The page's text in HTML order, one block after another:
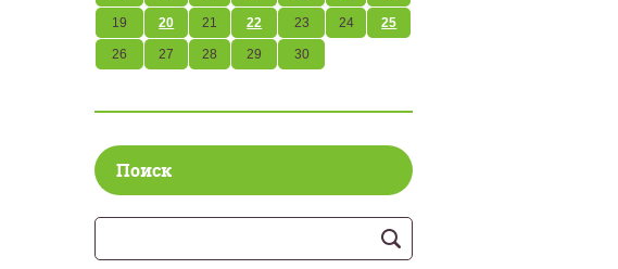
19 20 21 22 23 24 25
26 27 28 29 30
Поиск